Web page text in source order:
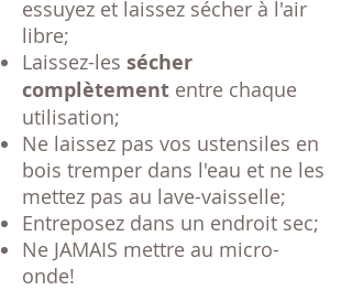
essuyez et laissez sécher à l'air
libre;
Laissez-les sécher
complètement entre chaque
utilisation;
Ne laissez pas vos ustensiles en
bois tremper dans l'eau et ne les
mettez pas au lave-vaisselle;
Entreposez dans un endroit sec;
Ne JAMAIS mettre au micro-
onde!